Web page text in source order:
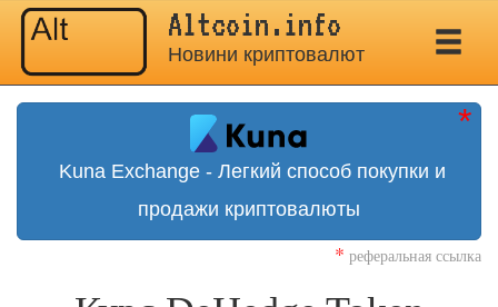
Altcoin.info
Новини криптовалют
Kuna Exchange - Легкий способ покупки и
продажи криптовалюты
* реферальная ссылка